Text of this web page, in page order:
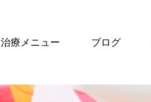
治療メニュー ブログ